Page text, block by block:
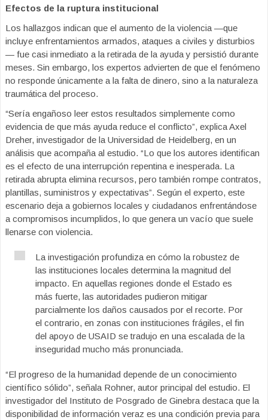
Efectos de la ruptura institucional
Los hallazgos indican que el aumento de la violencia —que
incluye enfrentamientos armados, ataques a civiles y disturbios
— fue casi inmediato a la retirada de la ayuda y persistió durante
meses. Sin embargo, los expertos advierten de que el fenómeno
no responde únicamente a la falta de dinero, sino a la naturaleza
traumática del proceso.
“Sería engañoso leer estos resultados simplemente como
evidencia de que más ayuda reduce el conflicto”, explica Axel
Dreher, investigador de la Universidad de Heidelberg, en un
análisis que acompaña al estudio. “Lo que los autores identifican
es el efecto de una interrupción repentina e inesperada. La
retirada abrupta elimina recursos, pero también rompe contratos,
plantillas, suministros y expectativas”. Según el experto, este
escenario deja a gobiernos locales y ciudadanos enfrentándose
a compromisos incumplidos, lo que genera un vacío que suele
llenarse con violencia.
La investigación profundiza en cómo la robustez de
las instituciones locales determina la magnitud del
impacto. En aquellas regiones donde el Estado es
más fuerte, las autoridades pudieron mitigar
parcialmente los daños causados por el recorte. Por
el contrario, en zonas con instituciones frágiles, el fin
del apoyo de USAID se tradujo en una escalada de la
inseguridad mucho más pronunciada.
“El progreso de la humanidad depende de un conocimiento
científico sólido”, señala Rohner, autor principal del estudio. El
investigador del Instituto de Posgrado de Ginebra destaca que la
disponibilidad de información veraz es una condición previa para